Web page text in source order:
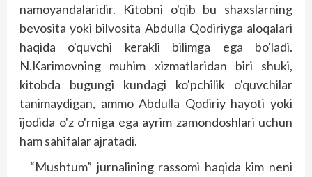
namoyandalaridir. Kitobni o'qib bu shaxslarning
bevosita yoki bilvosita Abdulla Qodiriyga aloqalari
haqida o'quvchi kerakli bilimga ega bo'ladi.
N.Karimovning muhim xizmatlaridan biri shuki,
kitobda bugungi kundagi ko'pchilik o'quvchilar
tanimaydigan, ammo Abdulla Qodiriy hayoti yoki
ijodida o'z o'rniga ega ayrim zamondoshlari uchun
ham sahifalar ajratadi.
“Mushtum” jurnalining rassomi haqida kim neni